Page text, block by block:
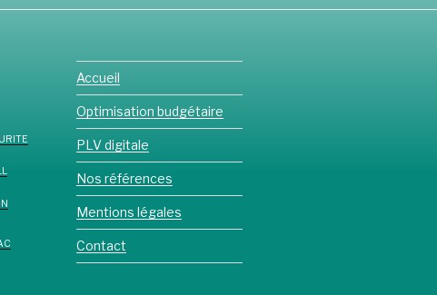
Accueil
Optimisation budgétaire
PLV digitale
Nos références
Mentions légales
Contact